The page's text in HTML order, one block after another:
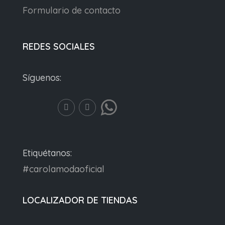
Formulario de contacto
REDES SOCIALES
Síguenos:
Etiquétanos:
#carolamodaoficial
LOCALIZADOR DE TIENDAS